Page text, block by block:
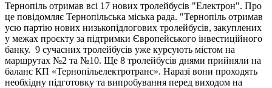
Тернопіль отримав всі 17 нових тролейбусів "Електрон". Про
це повідомляє Тернопільська міська рада. "Тернопіль отримав
усю партію нових низькопідлогових тролейбусів, закуплених
у межах проєкту за підтримки Європейського інвестиційного
банку. 9 сучасних тролейбусів уже курсують містом на
маршрутах №2 та №10. Ще 8 тролейбусів днями прийняли на
баланс КП «Тернопільелектротранс». Наразі вони проходять
необхідну підготовку та випробування перед виходом на